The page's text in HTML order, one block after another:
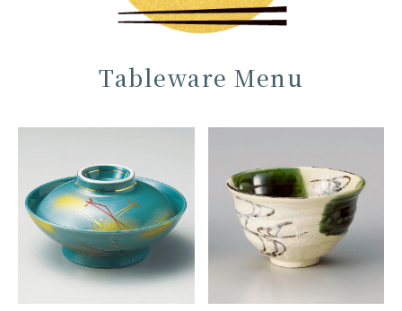
Tableware Menu